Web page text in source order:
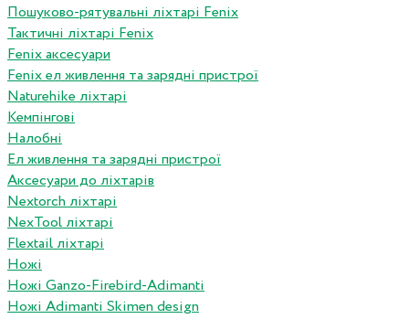
Пошуково-рятувальні ліхтарі Fenix
Тактичні ліхтарі Fenix
Fenix аксесуари
Fenix ел живлення та зарядні пристрої
Naturehike ліхтарі
Кемпінгові
Налобні
Ел живлення та зарядні пристрої
Аксесуари до ліхтарів
Nextorch ліхтарі
NexTool ліхтарі
Flextail ліхтарі
Ножі
Ножі Ganzo-Firebird-Adimanti
Ножі Adimanti Skimen design